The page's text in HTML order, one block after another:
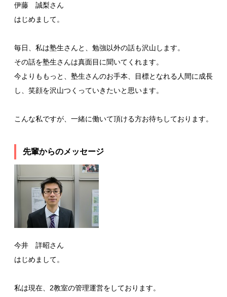
伊藤 誠梨さん
はじめまして。
毎日、私は塾生さんと、勉強以外の話も沢山します。
その話を塾生さんは真面目に聞いてくれます。
今よりももっと、塾生さんのお手本、目標となれる人間に成長
し、笑顔を沢山つくっていきたいと思います。
こんな私ですが、一緒に働いて頂ける方お待ちしております。
先輩からのメッセージ
今井 詳昭さん
はじめまして。
私は現在、2教室の管理運営をしております。